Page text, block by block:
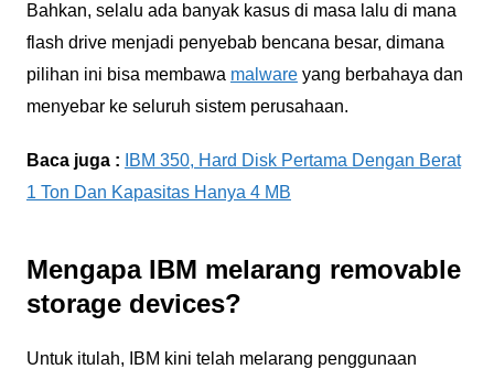
Bahkan, selalu ada banyak kasus di masa lalu di mana
flash drive menjadi penyebab bencana besar, dimana
pilihan ini bisa membawa malwareyang berbahaya dan
menyebar ke seluruh sistem perusahaan.
Baca juga :
IBM 350, Hard Disk Pertama Dengan Berat
1 Ton Dan Kapasitas Hanya 4 MB
Mengapa IBM melarang removable
storage devices?
Untuk itulah, IBM kini telah melarang penggunaan